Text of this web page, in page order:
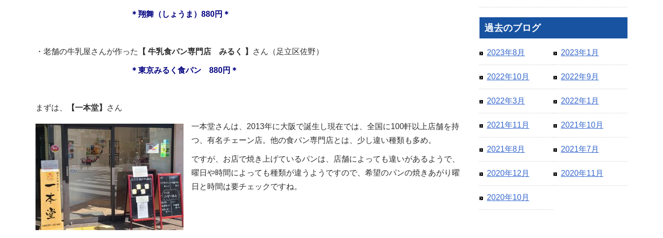
＊翔舞（しょうま）880円＊
・老舗の牛乳屋さんが作った 【 牛乳食パン専門店 みるく 】 さん（足立区佐野）
＊東京みるく食パン 880円＊
まずは、 【一本堂】 さん
一本堂さんは、2013年に大阪で誕生し現在では、全国に100軒以上店舗を持
つ、有名チェーン店。他の食パン専門店とは、少し違い種類も多め。
ですが、お店で焼き上げているパンは、店舗によっても違いがあるようで、
曜日や時間によっても種類が違うようですので、希望のパンの焼きあがり曜
日と時間は要チェックですね。
過去のブログ
2023年8月 2023年1月
2022年10月 2022年9月
2022年3月 2022年1月
2021年11月 2021年10月
2021年8月 2021年7月
2020年12月 2020年11月
2020年10月